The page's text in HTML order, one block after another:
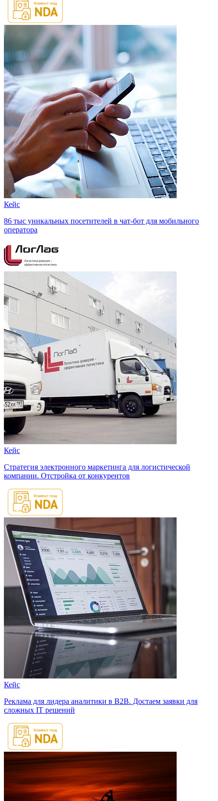
Кейс
86 тыс уникальных посетителей в чат-бот для мобильного
оператора
Кейс
Стратегия электронного маркетинга для логистической
компании. Отстройка от конкурентов
Кейс
Реклама для лидера аналитики в B2B. Достаем заявки для
сложных IT решений